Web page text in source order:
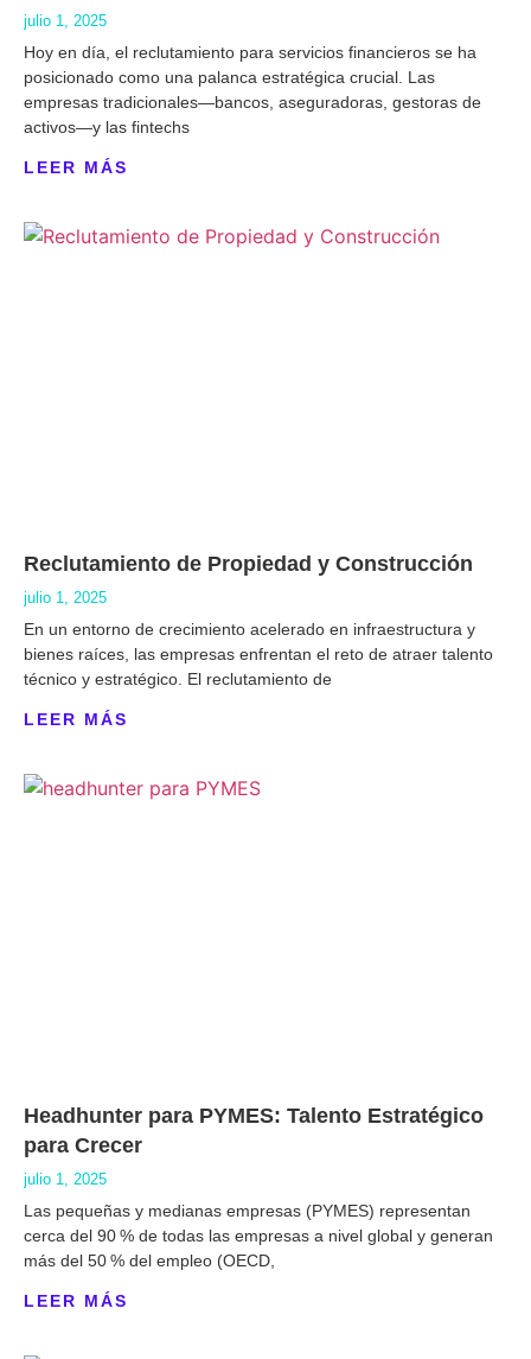
julio 1, 2025
Hoy en día, el reclutamiento para servicios financieros se ha
posicionado como una palanca estratégica crucial. Las
empresas tradicionales—bancos, aseguradoras, gestoras de
activos—y las fintechs
LEER MÁS
Reclutamiento de Propiedad y Construcción
julio 1, 2025
En un entorno de crecimiento acelerado en infraestructura y
bienes raíces, las empresas enfrentan el reto de atraer talento
técnico y estratégico. El reclutamiento de
LEER MÁS
Headhunter para PYMES: Talento Estratégico
para Crecer
julio 1, 2025
Las pequeñas y medianas empresas (PYMES) representan
cerca del 90 % de todas las empresas a nivel global y generan
más del 50 % del empleo (OECD,
LEER MÁS